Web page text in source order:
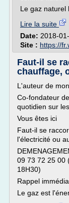
Le gaz naturel
Lire la suite
Date: 2018-
Site : https://
Faut-il se
chauffage,
L'auteur de
Co-fondateur
quotidien sur
Vous êtes ici
Faut-il se
l'électricité ou
09 73 72 25 00
18H30)
Rappel
Le gaz est